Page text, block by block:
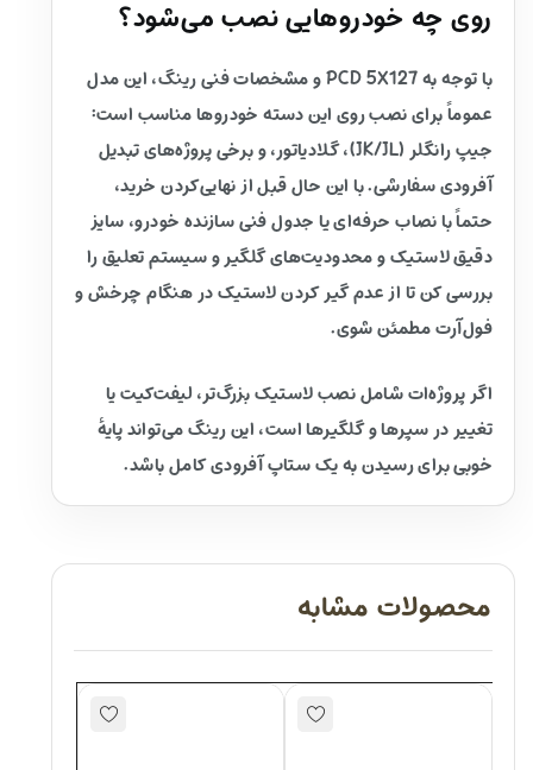
روی چه خودروهایی نصب می‌شود؟
با توجه به PCD 5X127 و مشخصات فنی رینگ، این مدل
عموماً برای نصب روی این دسته خودروها مناسب است:
جیپ رانگلر (JK/JL)، گلادیاتور، و برخی پروژه‌های تبدیل
آفرودی سفارشی. با این حال قبل از نهایی‌کردن خرید،
حتماً با نصاب حرفه‌ای یا جدول فنی سازنده خودرو، سایز
دقیق لاستیک و محدودیت‌های گلگیر و سیستم تعلیق را
بررسی کن تا از عدم گیر کردن لاستیک در هنگام چرخش و
فول‌آرت مطمئن شوی.
اگر پروژه‌ات شامل نصب لاستیک بزرگ‌تر، لیفت‌کیت یا
تغییر در سپرها و گلگیرها است، این رینگ می‌تواند پایهٔ
خوبی برای رسیدن به یک ستاپ آفرودی کامل باشد.
محصولات مشابه